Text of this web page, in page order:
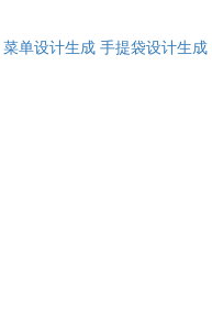
菜单设计生成 手提袋设计生成